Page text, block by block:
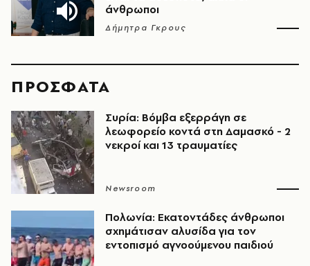
άνθρωποι
Δήμητρα Γκρους
ΠΡΟΣΦΑΤΑ
Συρία: Βόμβα εξερράγη σε
λεωφορείο κοντά στη Δαμασκό - 2
νεκροί και 13 τραυματίες
Newsroom
Πολωνία: Εκατοντάδες άνθρωποι
σχημάτισαν αλυσίδα για τον
εντοπισμό αγνοούμενου παιδιού